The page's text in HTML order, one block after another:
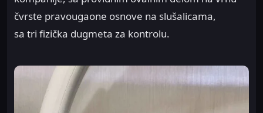
čvrste pravougaone osnove na slušalicama,
sa tri fizička dugmeta za kontrolu.